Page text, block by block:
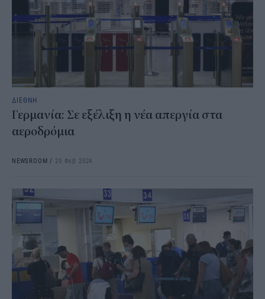
ΔΙΕΘΝΗ
Γερμανία: Σε εξέλιξη η νέα απεργία στα
αεροδρόμια
NEWSROOM / 20 Φεβ 2024